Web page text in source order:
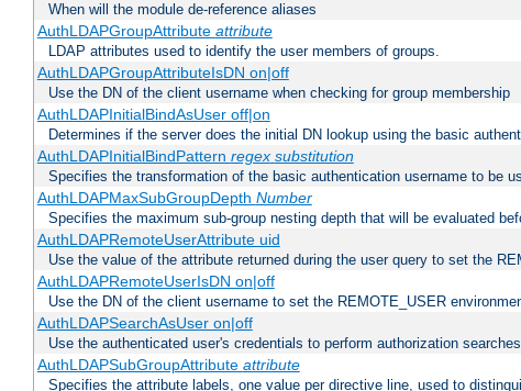
When will the module de-reference aliases
AuthLDAPGroupAttribute attribute
LDAP attributes used to identify the user members of groups.
AuthLDAPGroupAttributeIsDN on|off
Use the DN of the client username when checking for group membership
AuthLDAPInitialBindAsUser off|on
Determines if the server does the initial DN lookup using the basic
AuthLDAPInitialBindPattern regex substitution
Specifies the transformation of the basic authentication username to be
AuthLDAPMaxSubGroupDepth Number
Specifies the maximum sub-group nesting depth that will be evaluated
AuthLDAPRemoteUserAttribute uid
Use the value of the attribute returned during the user query to set the
AuthLDAPRemoteUserIsDN on|off
Use the DN of the client username to set the REMOTE_USER
AuthLDAPSearchAsUser on|off
Use the authenticated user's credentials to perform authorization searches
AuthLDAPSubGroupAttribute attribute
Specifies the attribute labels, one value per directive line, used to